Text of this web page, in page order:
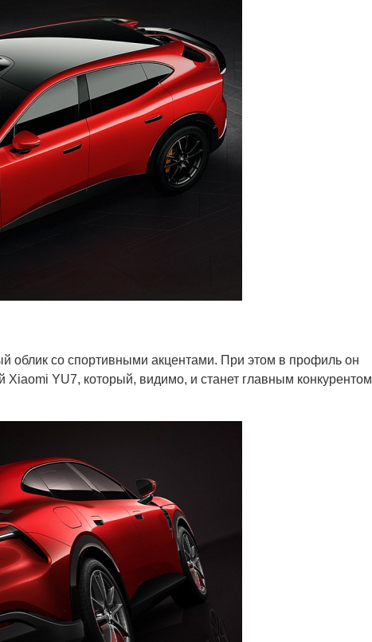
облик со спортивными акцентами. При этом в профиль он
YU7, который, видимо, и станет главным конкурентом